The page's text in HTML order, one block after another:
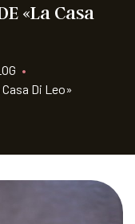
«La Casa
•
Casa Di Leo»